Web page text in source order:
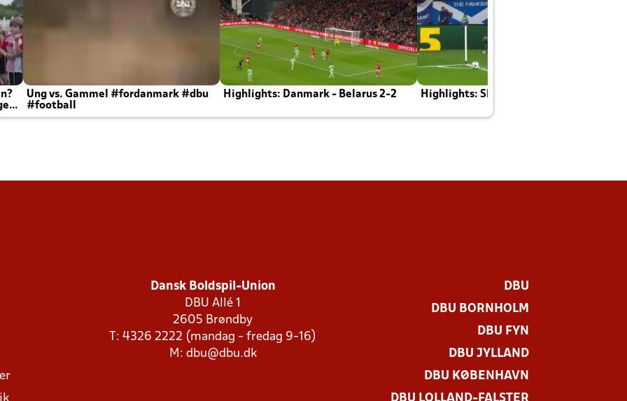
Ung vs. Gammel #fordanmark #dbu
#football
Highlights: Danmark - Belarus 2-2 Highlights: Skotland - Danmark 4-2
Dansk Boldspil-Union
DBU Allé 1
2605 Brøndby
T: 4326 2222 (mandag - fredag 9-16)
M: dbu@dbu.dk
DBU
DBU BORNHOLM
DBU FYN
DBU JYLLAND
DBU KØBENHAVN